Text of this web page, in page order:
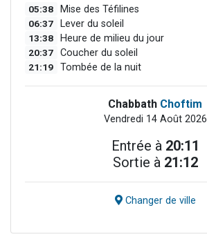
05:38 Mise des Téfilines
06:37 Lever du soleil
13:38 Heure de milieu du jour
20:37 Coucher du soleil
21:19 Tombée de la nuit
Chabbath Choftim
Vendredi 14 Août 2026
Entrée à 20:11
Sortie à 21:12
Changer de ville